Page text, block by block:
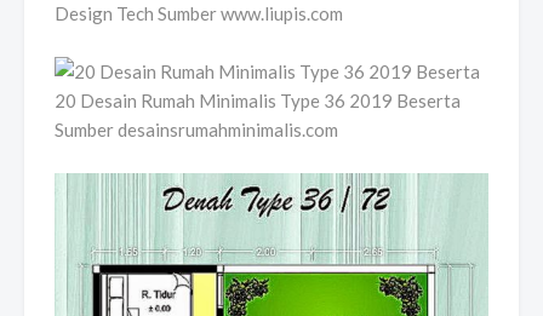
Design Tech Sumber www.liupis.com
20 Desain Rumah Minimalis Type 36 2019 Beserta
Sumber desainsrumahminimalis.com